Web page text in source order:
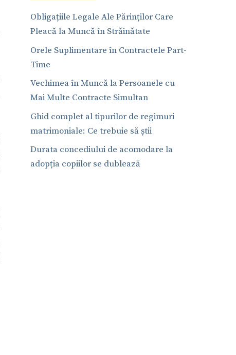
Obligațiile Legale Ale Părinților Care
Pleacă la Muncă în Străinătate
Orele Suplimentare în Contractele Part-
Time
Vechimea în Muncă la Persoanele cu
Mai Multe Contracte Simultan
Ghid complet al tipurilor de regimuri
matrimoniale: Ce trebuie să știi
Durata concediului de acomodare la
adopția copiilor se dublează